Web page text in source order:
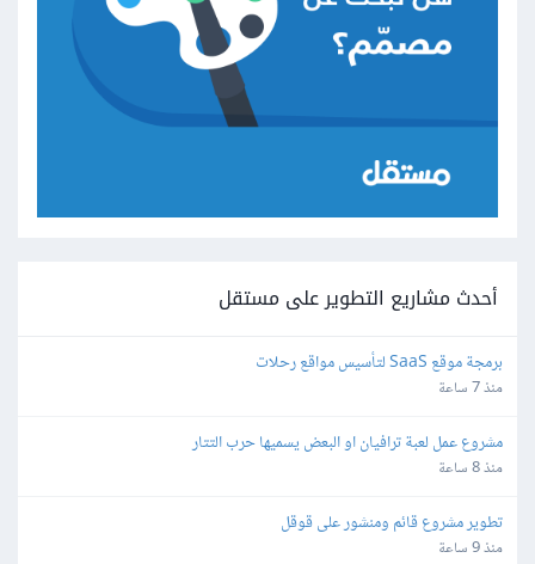
أحدث مشاريع التطوير على مستقل
برمجة موقع SaaS لتأسيس مواقع رحلات
منذ 7 ساعة
مشروع عمل لعبة ترافيان او البعض يسميها حرب التتار
منذ 8 ساعة
تطوير مشروع قائم ومنشور على قوقل
منذ 9 ساعة